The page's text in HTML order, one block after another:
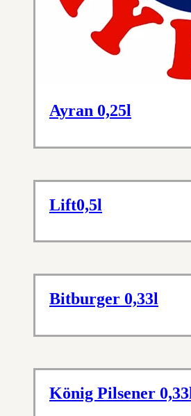
Ayran 0,25l
Lift0,5l
Bitburger 0,33l
König Pilsener 0,33l